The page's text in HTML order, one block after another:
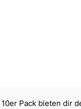
Pack bieten dir